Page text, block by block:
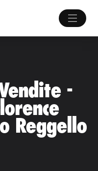
-
Reggello